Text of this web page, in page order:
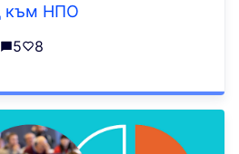
към НПО
5 8